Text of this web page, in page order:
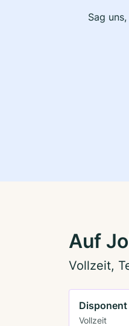
Sag
Auf
Vollzeit,
Vollzeit